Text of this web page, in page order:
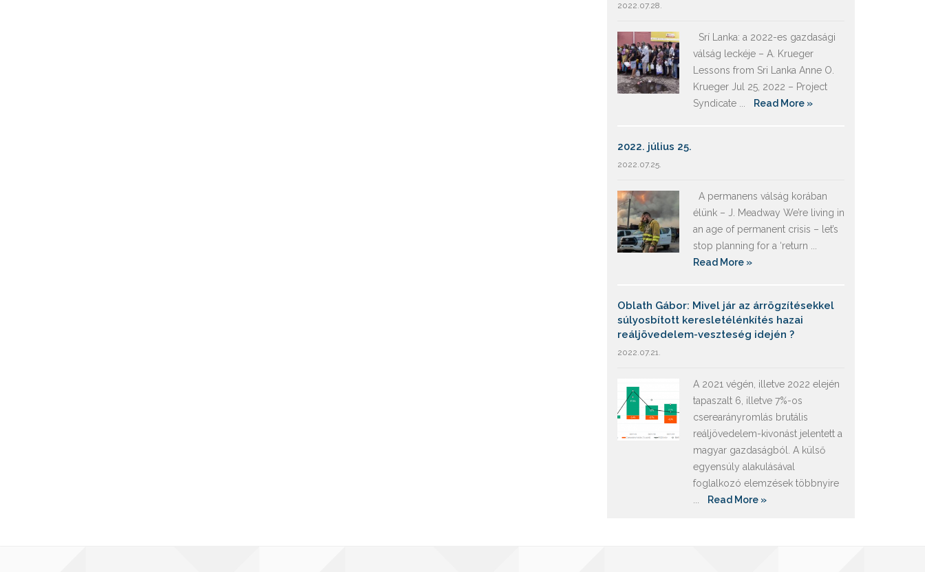
2022.07.28.
Srí Lanka: a 2022-es gazdasági
válság leckéje – A. Krueger
Lessons from Sri Lanka Anne O.
Krueger Jul 25, 2022 – Project
Syndicate ...
Read More »
2022. július 25.
2022.07.25.
A permanens válság korában
élünk – J. Meadway We’re living in
an age of permanent crisis – let’s
stop planning for a ‘return ...
Read More »
Oblath Gábor: Mivel jár az árrögzítésekkel
súlyosbított keresletélénkítés hazai
reáljövedelem-veszteség idején ?
2022.07.21.
A 2021 végén, illetve 2022 elején
tapaszalt 6, illetve 7%-os
cserearányromlás brutális
reáljövedelem-kivonást jelentett a
magyar gazdaságból. A külső
egyensúly alakulásával
foglalkozó elemzések többnyire
Read More »